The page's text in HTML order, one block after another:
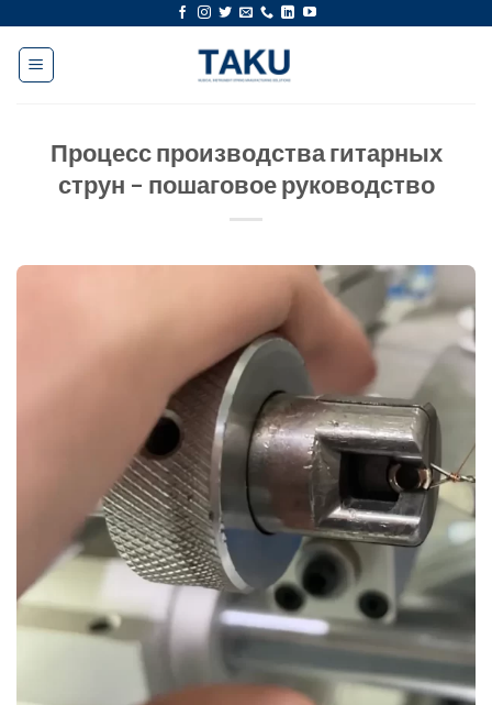
содержанию
Процесс производства гитарных
струн – пошаговое руководство